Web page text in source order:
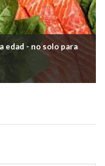
edad - no solo para